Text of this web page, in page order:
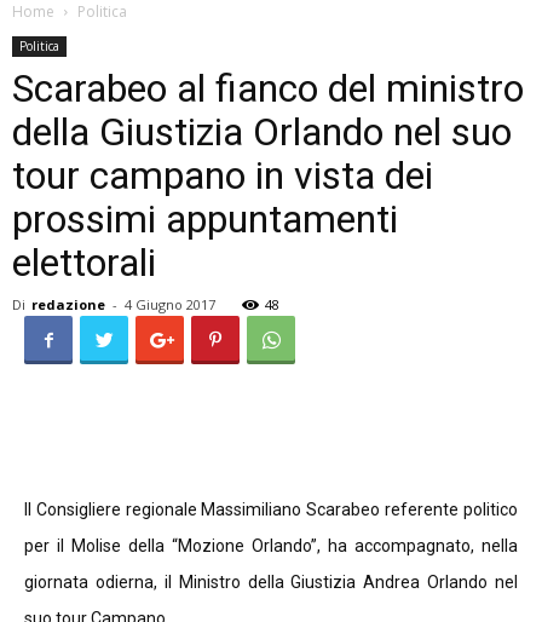
Home Politica
Politica
Scarabeo al fianco del ministro
della Giustizia Orlando nel suo
tour campano in vista dei
prossimi appuntamenti
elettorali
Di redazione - 4 Giugno 2017 48
Il Consigliere regionale Massimiliano Scarabeo referente politico
per il Molise della “Mozione Orlando”, ha accompagnato, nella
giornata odierna, il Ministro della Giustizia Andrea Orlando nel